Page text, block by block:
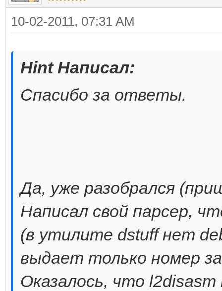
10-02-2011, 07:31 AM
Hint Написал:
Спасибо за ответы.
Да, уже разобрался
Написал свой парсер,
(в утилите dstuff нет
выдает только номер
Оказалось, что